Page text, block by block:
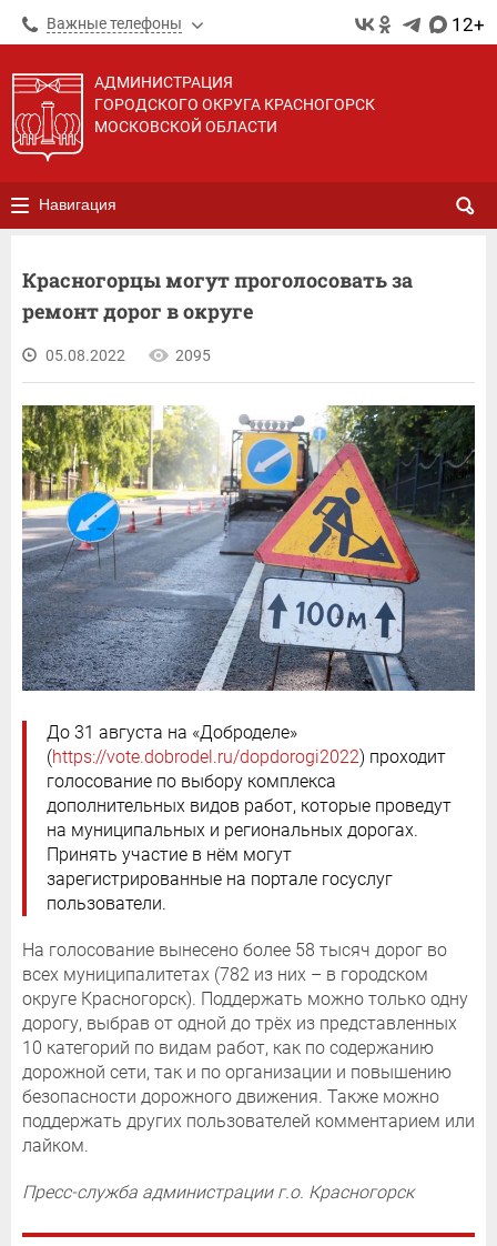
Важные телефоны 12+
АДМИНИСТРАЦИЯ
ГОРОДСКОГО ОКРУГА КРАСНОГОРСК
МОСКОВСКОЙ ОБЛАСТИ
Навигация
Красногорцы могут проголосовать за
ремонт дорог в округе
05.08.2022 2095
До 31 августа на «Доброделе»
(https://vote.dobrodel.ru/dopdorogi2022) проходит
голосование по выбору комплекса
дополнительных видов работ, которые проведут
на муниципальных и региональных дорогах.
Принять участие в нём могут
зарегистрированные на портале госуслуг
пользователи.
На голосование вынесено более 58 тысяч дорог во
всех муниципалитетах (782 из них – в городском
округе Красногорск). Поддержать можно только одну
дорогу, выбрав от одной до трёх из представленных
10 категорий по видам работ, как по содержанию
дорожной сети, так и по организации и повышению
безопасности дорожного движения. Также можно
поддержать других пользователей комментарием или
лайком.
Пресс-служба администрации г.о. Красногорск